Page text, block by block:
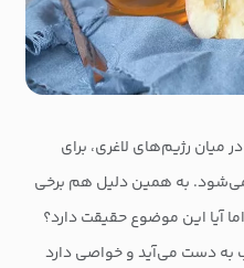
رژیم‌های لاغری، برای
به همین دلیل هم برخی
آیا این موضوع حقیقت دارد؟
دست می‌آید و خواصی دارد